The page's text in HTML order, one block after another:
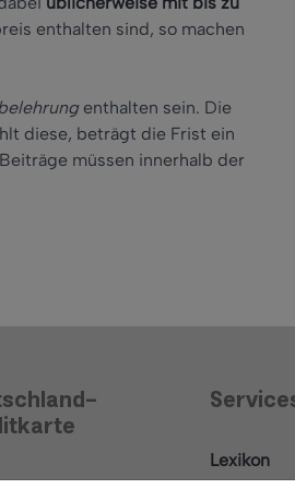
enthalten sind, so machen
enthalten sein. Die
diese, beträgt die Frist ein
müssen innerhalb der
Lexikon